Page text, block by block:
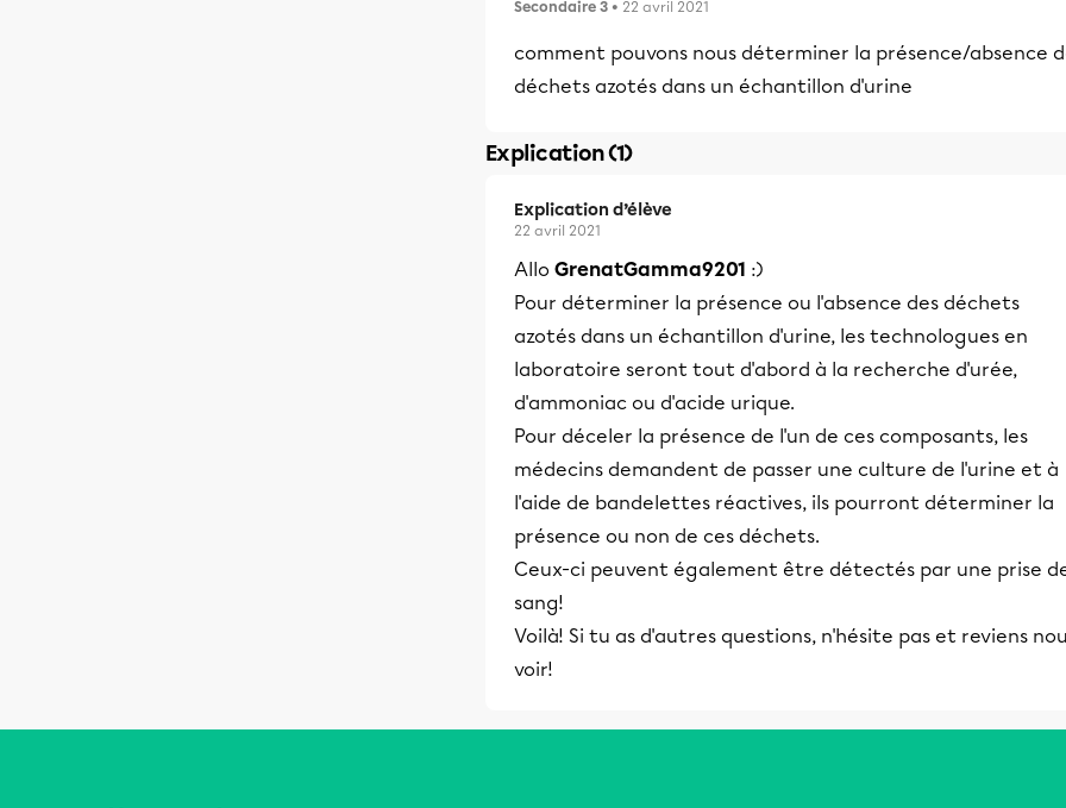
Secondaire 3 • 22 avril 2021
comment pouvons nous déterminer la présence/absence
déchets azotés dans un échantillon d'urine
Explication (1)
Explication d’élève
22 avril 2021
Allo GrenatGamma9201 :)
Pour déterminer la présence ou l'absence des déchets
azotés dans un échantillon d'urine, les technologues en
laboratoire seront tout d'abord à la recherche d'urée,
d'ammoniac ou d'acide urique.
Pour déceler la présence de l'un de ces composants, les
médecins demandent de passer une culture de l'urine et à
l'aide de bandelettes réactives, ils pourront déterminer la
présence ou non de ces déchets.
Ceux-ci peuvent également être détectés par une prise
sang!
Voilà! Si tu as d'autres questions, n'hésite pas et reviens
voir!